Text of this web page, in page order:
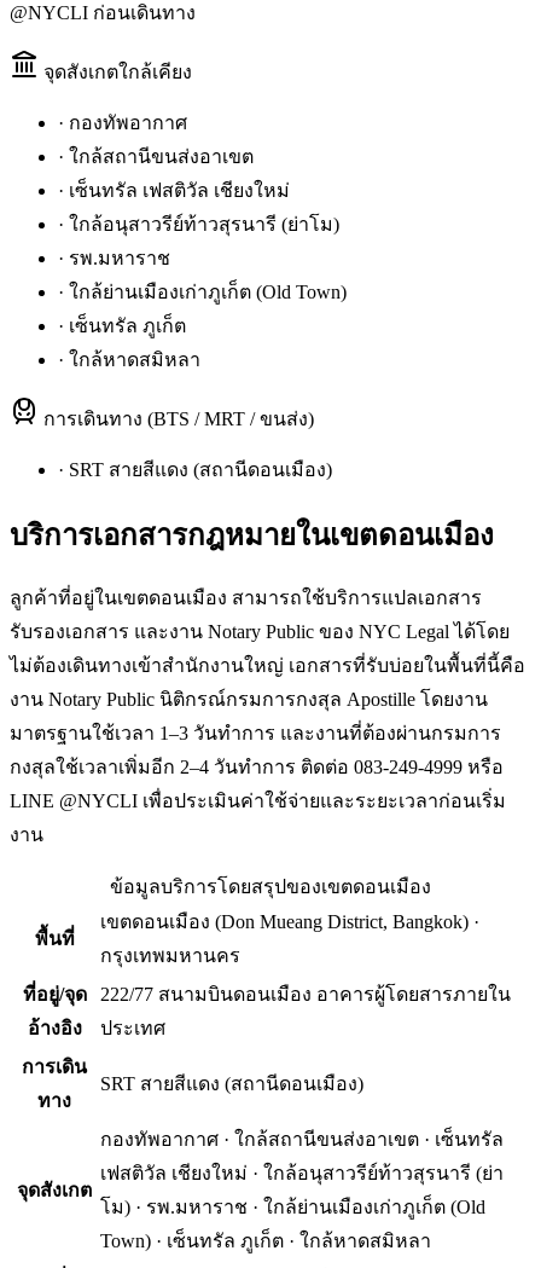
@NYCLI ก่อนเดินทาง
จุดสังเกตใกล้เคียง
· กองทัพอากาศ
· ใกล้สถานีขนส่งอาเขต
· เซ็นทรัล เฟสติวัล เชียงใหม่
· ใกล้อนุสาวรีย์ท้าวสุรนารี (ย่าโม)
· รพ.มหาราช
· ใกล้ย่านเมืองเก่าภูเก็ต (Old Town)
· เซ็นทรัล ภูเก็ต
· ใกล้หาดสมิหลา
การเดินทาง (BTS / MRT / ขนส่ง)
· SRT สายสีแดง (สถานีดอนเมือง)
บริการเอกสารกฎหมายในเขตดอนเมือง
ลูกค้าที่อยู่ในเขตดอนเมือง สามารถใช้บริการแปลเอกสาร
รับรองเอกสาร และงาน Notary Public ของ NYC Legal ได้โดย
ไม่ต้องเดินทางเข้าสำนักงานใหญ่ เอกสารที่รับบ่อยในพื้นที่นี้คือ
งาน Notary Public นิติกรณ์กรมการกงสุล Apostille โดยงาน
มาตรฐานใช้เวลา 1–3 วันทำการ และงานที่ต้องผ่านกรมการ
กงสุลใช้เวลาเพิ่มอีก 2–4 วันทำการ ติดต่อ 083-249-4999 หรือ
LINE @NYCLI เพื่อประเมินค่าใช้จ่ายและระยะเวลาก่อนเริ่ม
งาน
ข้อมูลบริการโดยสรุปของเขตดอนเมือง
พื้นที่
เขตดอนเมือง (Don Mueang District, Bangkok) ·
กรุงเทพมหานคร
ที่อยู่/จุด
อ้างอิง
222/77 สนามบินดอนเมือง อาคารผู้โดยสารภายใน
ประเทศ
การเดิน
ทาง
SRT สายสีแดง (สถานีดอนเมือง)
จุดสังเกต
กองทัพอากาศ · ใกล้สถานีขนส่งอาเขต · เซ็นทรัล
เฟสติวัล เชียงใหม่ · ใกล้อนุสาวรีย์ท้าวสุรนารี (ย่า
โม) · รพ.มหาราช · ใกล้ย่านเมืองเก่าภูเก็ต (Old
Town) · เซ็นทรัล ภูเก็ต · ใกล้หาดสมิหลา